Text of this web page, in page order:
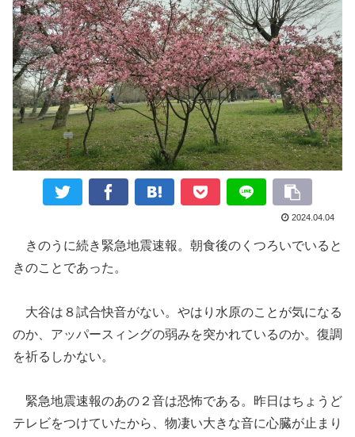
2024.04.04
きのうに続き緊急地震速報。 朝食後のくつろいでいると
きのことであった。
大谷は８試合快音がない。やはり水原のことが気になる
のか、アッパースィングの弱みを突かれているのか。復調
を祈る しかない。
緊急地震速報のあの２音は恐怖である。 昨日はちょうど
テレビをつけていたから
物凄い大きな音に心臓が止まり